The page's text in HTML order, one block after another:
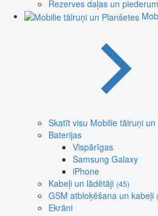
Rezerves daļas un
Skatīt visu Mobilie tālruņi
Baterijas
Vispārīgas
Samsung Galaxy
iPhone
Kabeļi un lādētāji (45)
GSM atbloķēšana un kabeļi
Ekrāni